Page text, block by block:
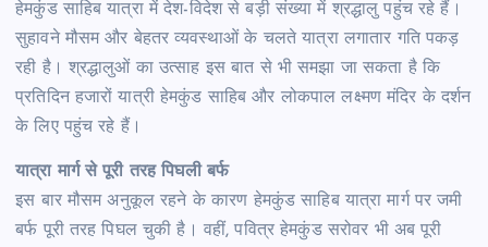
हेमकुंड साहिब यात्रा में देश-विदेश से बड़ी संख्या में श्रद्धालु पहुंच रहे हैं।
सुहावने मौसम और बेहतर व्यवस्थाओं के चलते यात्रा लगातार गति पकड़
रही है। श्रद्धालुओं का उत्साह इस बात से भी समझा जा सकता है कि
प्रतिदिन हजारों यात्री हेमकुंड साहिब और लोकपाल लक्ष्मण मंदिर के दर्शन
के लिए पहुंच रहे हैं।
यात्रा मार्ग से पूरी तरह पिघली बर्फ
इस बार मौसम अनुकूल रहने के कारण हेमकुंड साहिब यात्रा मार्ग पर जमी
बर्फ पूरी तरह पिघल चुकी है। वहीं, पवित्र हेमकुंड सरोवर भी अब पूरी